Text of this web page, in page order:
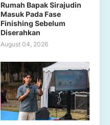
Rumah Bapak Sirajudin
Masuk Pada Fase
Finishing Sebelum
Diserahkan
August 04, 2026